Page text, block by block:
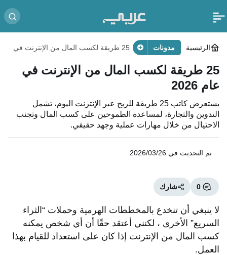
الرئيسية مدونات
25 طريقة لكسب المال من الإنترنت في
25 طريقة لكسب المال من الإنترنت في
عام 2026
يستعرض كاتب 25 طريقة للربح عبر الإنترنت اليوم، تشمل
التدوين والتجارة، لمساعدة الطموحين على كسب المال وتجنب
الاحتيال من خلال مهارات عملية وجهد حقيقي.
تم التحديث في 2026/03/26
0 شارك
لا ينبغي أن تنخدع بالمخططات الهرمية وحملات “الثراء
السريع” الأخرى ، لكنني أعتقد حقًا أن أي شخص يمكنه
كسب المال من الإنترنت إذا كان على استعداد للقيام بهذا
العمل.